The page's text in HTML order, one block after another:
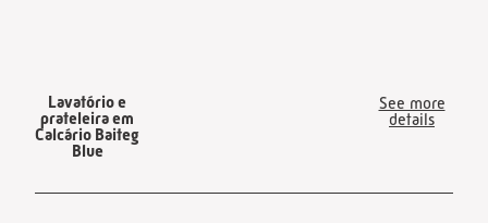
Lavatório e
prateleira em
Calcário Baiteg
Blue
See more
details